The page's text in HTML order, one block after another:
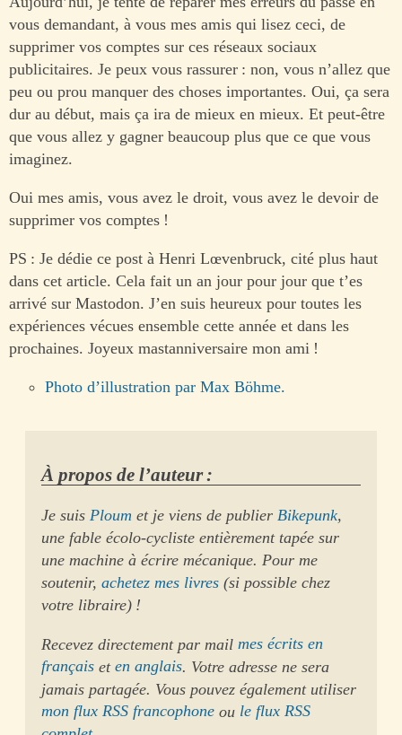
vous demandant, à vous mes amis qui lisez ceci, de
supprimer vos comptes sur ces réseaux sociaux
publicitaires. Je peux vous rassurer : non, vous n’allez que
peu ou prou manquer des choses importantes. Oui, ça sera
dur au début, mais ça ira de mieux en mieux. Et peut-être
que vous allez y gagner beaucoup plus que ce que vous
imaginez.
Oui mes amis, vous avez le droit, vous avez le devoir de
supprimer vos comptes !
PS : Je dédie ce post à Henri Lœvenbruck, cité plus haut
dans cet article. Cela fait un an jour pour jour que t’es
arrivé sur Mastodon. J’en suis heureux pour toutes les
expériences vécues ensemble cette année et dans les
prochaines. Joyeux mastanniversaire mon ami !
Photo d’illustration par Max Böhme.
À propos de l’auteur :
Je suisPloum et je viens de publierBikepunk,
une fable écolo-cycliste entièrement tapée sur
une machine à écrire mécanique. Pour me
soutenir,achetez mes livres (si possible chez
votre libraire) !
Recevez directement par mailmes écrits en
français eten anglais. Votre adresse ne sera
jamais partagée. Vous pouvez également utiliser
mon flux RSS francophone ou le flux RSS